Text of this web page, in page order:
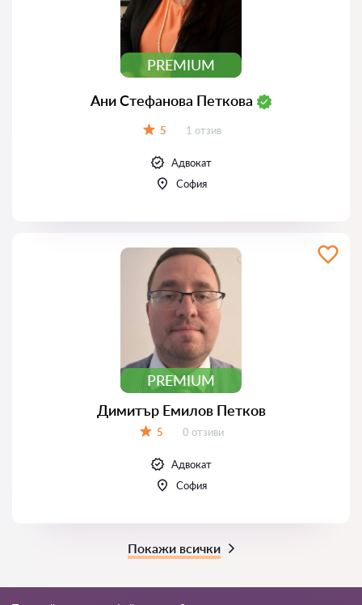
PREMIUM
Ани Стефанова Петкова
5 Отзиви:
1 отзив
Адвокат
София
PREMIUM
Димитър Емилов Петков
5 Отзиви:
0 отзиви
Адвокат
София
Покажи всички